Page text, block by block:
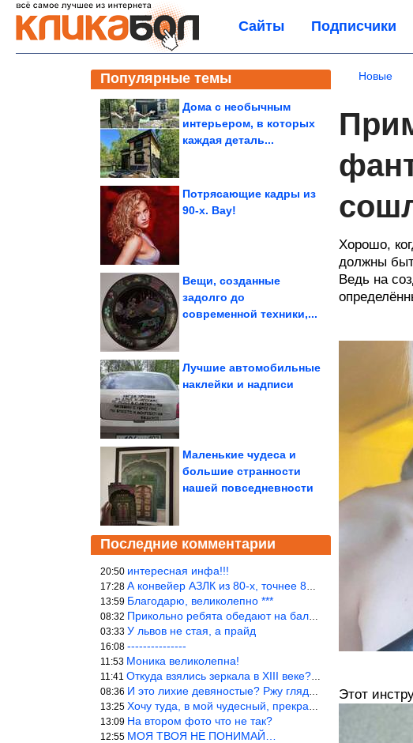
Сайты Подписчики
Популярные темы
Дома с необычным
интерьером, в которых
каждая деталь...
Потрясающие кадры из
90-х. Вау!
Вещи, созданные
задолго до
современной техники,...
Лучшие автомобильные
наклейки и надписи
Маленькие чудеса и
большие странности
нашей повседневности
Последние комментарии
20:50 интересная инфа!!!
17:28 А конвейер АЗЛК из 80-х, точнее 86-87 годы. «Москвичи»-то из пер
13:59 Благодарю, великолепно ***
08:32 Прикольно ребята обедают на балке...))
03:33 У львов не стая, а прайд
16:08 ---------------
11:53 Моника великолепна!
11:41 Откуда взялись зеркала в XIII веке? Вы ничего не перепутали?
08:36 И это лихие девяностые? Ржу глядя в окно!!!
13:25 Хочу туда, в мой чудесный, прекрасный мир.
13:09 На втором фото что не так?
12:55 МОЯ ТВОЯ НЕ ПОНИМАЙ…
Новые
Хорошо,
должны
Ведь на
Этот